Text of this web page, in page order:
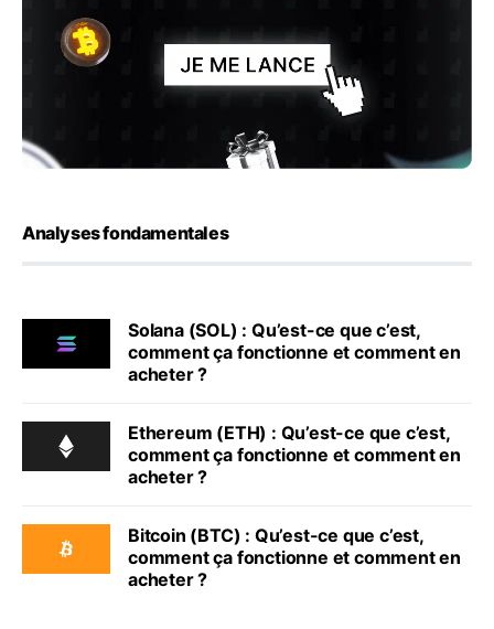
Analyses fondamentales
Solana (SOL) : Qu’est-ce que c’est,
comment ça fonctionne et comment en
acheter ?
Ethereum (ETH) : Qu’est-ce que c’est,
comment ça fonctionne et comment en
acheter ?
Bitcoin (BTC) : Qu’est-ce que c’est,
comment ça fonctionne et comment en
acheter ?